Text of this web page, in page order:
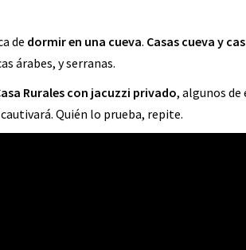
de dormir en una cueva. Casas cueva y
árabes, y serranas.
Rurales con jacuzzi privado, algunos de
Quién lo prueba, repite.